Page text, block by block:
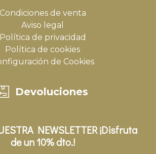
Condiciones de venta
Aviso legal
Política de privacidad
Política de cookies
de Cookies
Devoluciones
NEWSLETTER ¡Disfruta
de un 10% dto.!